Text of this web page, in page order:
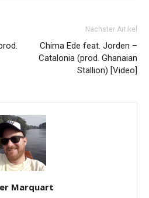
Nächster Artikel
Chima Ede feat. Jorden –
Catalonia (prod. Ghanaian
Stallion) [Video]
Marquart